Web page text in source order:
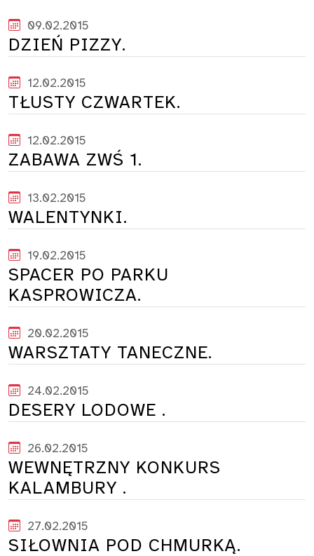
09.02.2015
DZIEŃ PIZZY.
12.02.2015
TŁUSTY CZWARTEK.
12.02.2015
ZABAWA ZWŚ 1.
13.02.2015
WALENTYNKI.
19.02.2015
SPACER PO PARKU
KASPROWICZA.
20.02.2015
WARSZTATY TANECZNE.
24.02.2015
DESERY LODOWE .
26.02.2015
WEWNĘTRZNY KONKURS
KALAMBURY .
27.02.2015
SIŁOWNIA POD CHMURKĄ.